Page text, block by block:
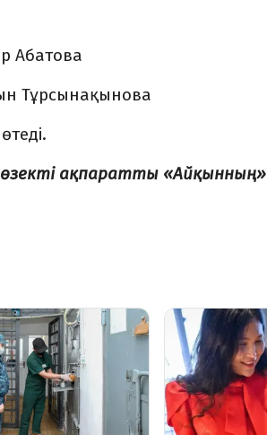
Абатова
Тұрсынақынова
ақпаратты «Айқынның»